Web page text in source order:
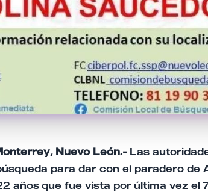
Nuevo León.- Las
para dar con el paradero de
años que fue vista por última vez el